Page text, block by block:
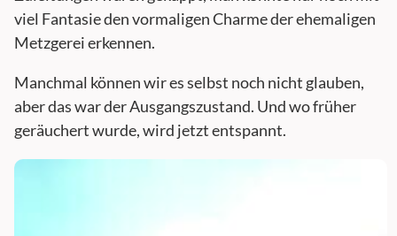
viel Fantasie den vormaligen Charme der ehemaligen
Metzgerei erkennen.
Manchmal können wir es selbst noch nicht glauben,
aber das war der Ausgangszustand. Und wo früher
geräuchert wurde, wird jetzt entspannt.